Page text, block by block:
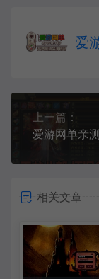
爱
上一篇：
相关文章